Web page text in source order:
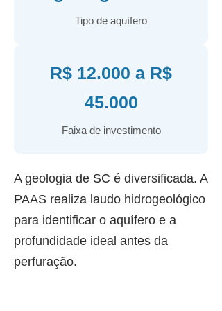
Tipo de aquífero
R$ 12.000 a R$
45.000
Faixa de investimento
A geologia de SC é diversificada. A
PAAS realiza laudo hidrogeológico
para identificar o aquífero e a
profundidade ideal antes da
perfuração.